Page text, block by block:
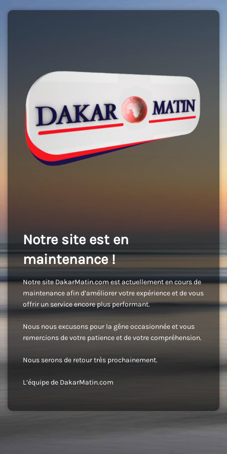
Notre site est en
maintenance !
Notre site DakarMatin.com est actuellement en cours de
maintenance afin d’améliorer votre expérience et de vous
offrir un service encore plus performant.
Nous nous excusons pour la gêne occasionnée et vous
remercions de votre patience et de votre compréhension.
Nous serons de retour très prochainement.
L’équipe de DakarMatin.com